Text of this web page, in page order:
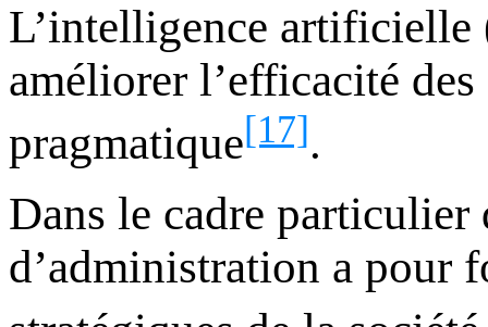
L’intelligence
améliorer l’efficacité
pragmatique[17].
Dans le cadre particulier
d’administration a pour